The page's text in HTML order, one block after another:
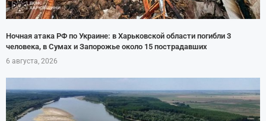
Ночная атака РФ по Украине: в Харьковской области погибли 3
человека, в Сумах и Запорожье около 15 пострадавших
6 августа, 2026